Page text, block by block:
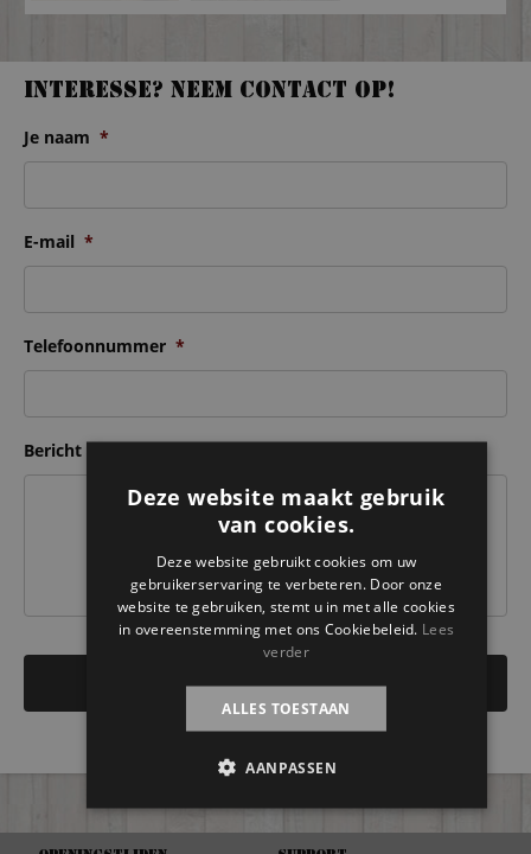
Interesse? Neem contact op!
Je naam *
E-mail *
Telefoonnummer *
Bericht
Deze website maakt gebruik
van cookies.
Deze website gebruikt cookies om uw
gebruikerservaring te verbeteren. Door onze
website te gebruiken, stemt u in met alle cookies
in overeenstemming met ons Cookiebeleid. Lees
verder
ALLES TOESTAAN
AANPASSEN